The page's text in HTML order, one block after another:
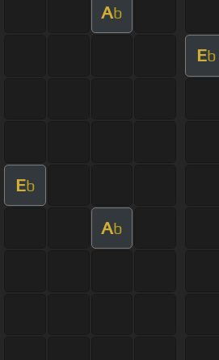
Ab
Eb
Eb
Ab